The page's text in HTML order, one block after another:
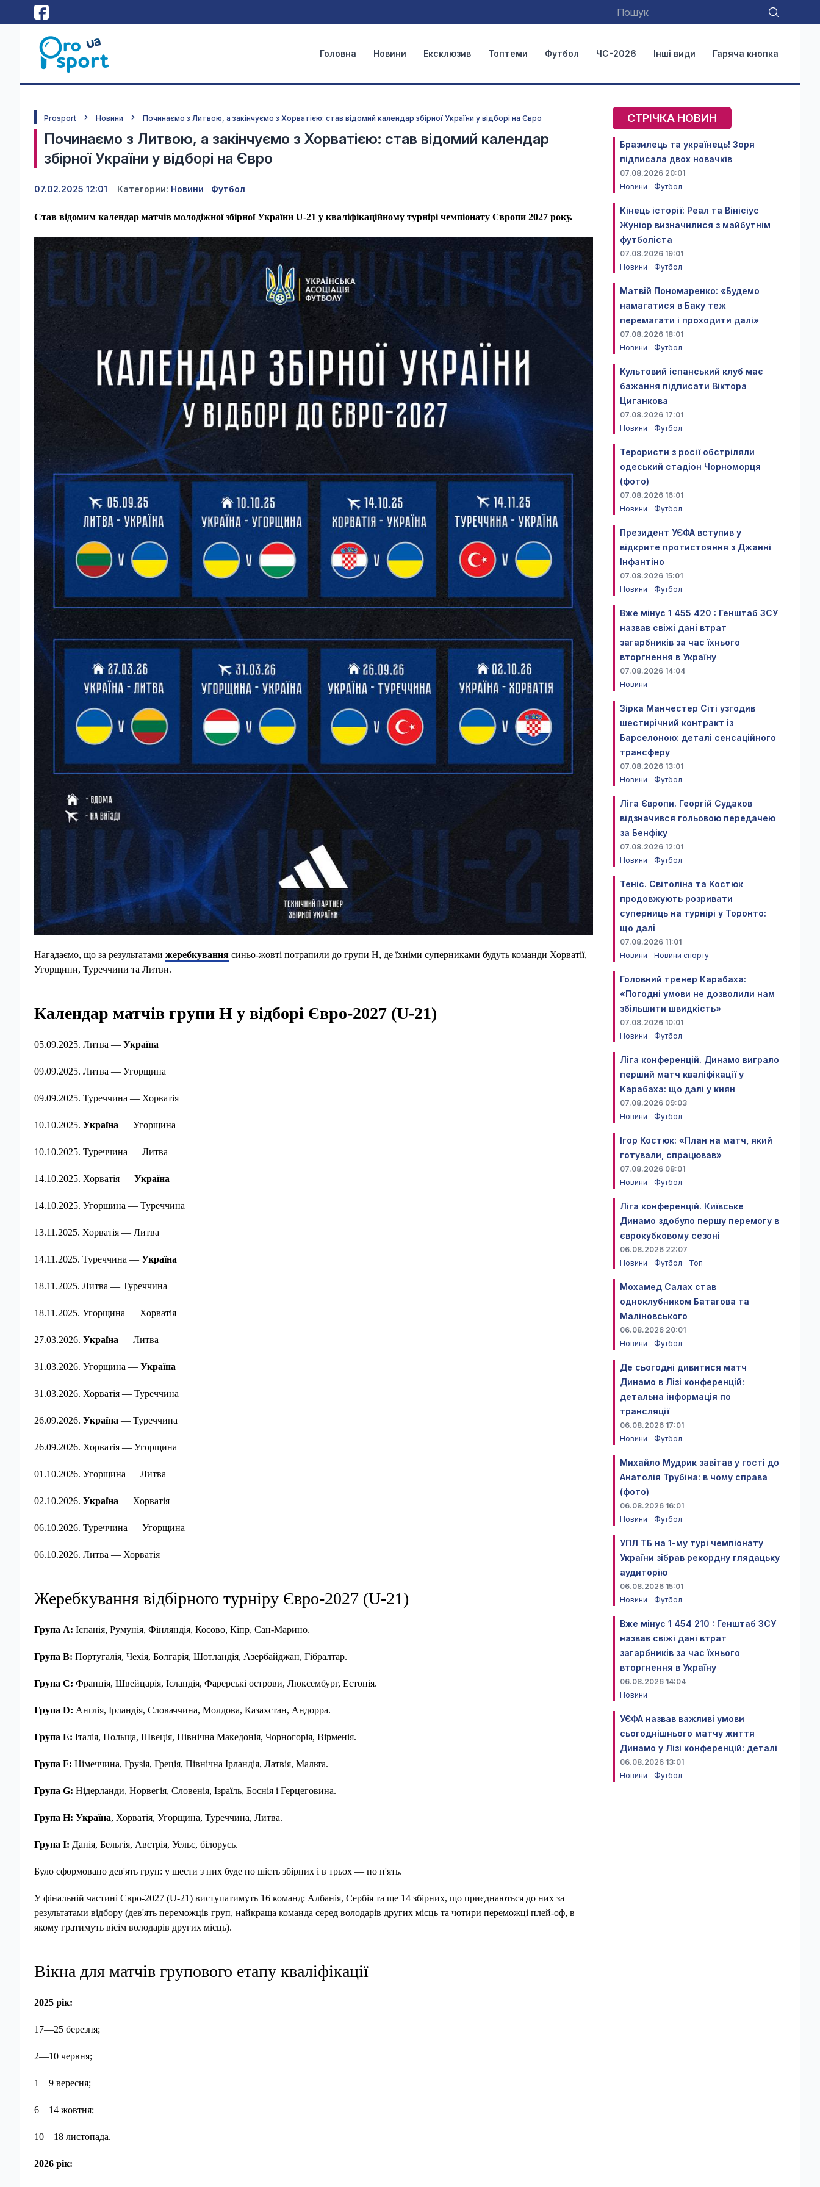
Головна Новини Ексклюзив Топтеми Футбол ЧС-2026 Інші види Гаряча кнопка
Prosport Новини Починаємо з Литвою, а закінчуємо з Хорватією: став відомий календар збірної України у відборі на Євро
Починаємо з Литвою, а закінчуємо з Хорватією: став відомий календар
збірної України у відборі на Євро
07.02.2025 12:01 Категории: Новини Футбол
Став відомим календар матчів молодіжної збірної України U-21 у кваліфікаційному турнірі чемпіонату Європи 2027 року.
Нагадаємо, що за результатами жеребкування синьо-жовті потрапили до групи H, де їхніми суперниками будуть команди Хорватії,
Угорщини, Туреччини та Литви.
Календар матчів групи Н у відборі Євро-2027 (U-21)
05.09.2025. Литва — Україна
09.09.2025. Литва — Угорщина
09.09.2025. Туреччина — Хорватія
10.10.2025. Україна — Угорщина
10.10.2025. Туреччина — Литва
14.10.2025. Хорватія — Україна
14.10.2025. Угорщина — Туреччина
13.11.2025. Хорватія — Литва
14.11.2025. Туреччина — Україна
18.11.2025. Литва — Туреччина
18.11.2025. Угорщина — Хорватія
27.03.2026. Україна — Литва
31.03.2026. Угорщина — Україна
31.03.2026. Хорватія — Туреччина
26.09.2026. Україна — Туреччина
26.09.2026. Хорватія — Угорщина
01.10.2026. Угорщина — Литва
02.10.2026. Україна — Хорватія
06.10.2026. Туреччина — Угорщина
06.10.2026. Литва — Хорватія
Жеребкування відбірного турніру Євро-2027 (U-21)
Група А: Іспанія, Румунія, Фінляндія, Косово, Кіпр, Сан-Марино.
Група B: Португалія, Чехія, Болгарія, Шотландія, Азербайджан, Гібралтар.
Група C: Франція, Швейцарія, Ісландія, Фарерські острови, Люксембург, Естонія.
Група D: Англія, Ірландія, Словаччина, Молдова, Казахстан, Андорра.
Група E: Італія, Польща, Швеція, Північна Македонія, Чорногорія, Вірменія.
Група F: Німеччина, Грузія, Греція, Північна Ірландія, Латвія, Мальта.
Група G: Нідерланди, Норвегія, Словенія, Ізраїль, Боснія і Герцеговина.
Група H: Україна, Хорватія, Угорщина, Туреччина, Литва.
Група I: Данія, Бельгія, Австрія, Уельс, білорусь.
Було сформовано дев'ять груп: у шести з них буде по шість збірних і в трьох — по п'ять.
У фінальній частині Євро-2027 (U-21) виступатимуть 16 команд: Албанія, Сербія та ще 14 збірних, що приєднаються до них за
результатами відбору (дев'ять переможців груп, найкраща команда серед володарів других місць та чотири переможці плей-оф, в
якому гратимуть вісім володарів других місць).
Вікна для матчів групового етапу кваліфікації
2025 рік:
17—25 березня;
2—10 червня;
1—9 вересня;
6—14 жовтня;
10—18 листопада.
2026 рік:
СТРІЧКА НОВИН
Бразилець та українець! Зоря
підписала двох новачків
07.08.2026 20:01
Новини
Футбол
Кінець історії: Реал та Вінісіус
Жуніор визначилися з майбутнім
футболіста
07.08.2026 19:01
Новини
Футбол
Матвій Пономаренко: «Будемо
намагатися в Баку теж
перемагати і проходити далі»
07.08.2026 18:01
Новини
Футбол
Культовий іспанський клуб має
бажання підписати Віктора
Циганкова
07.08.2026 17:01
Новини
Футбол
Терористи з росії обстріляли
одеський стадіон Чорноморця
(фото)
07.08.2026 16:01
Новини
Футбол
Президент УЄФА вступив у
відкрите протистояння з Джанні
Інфантіно
07.08.2026 15:01
Новини
Футбол
Вже мінус 1 455 420 : Генштаб ЗСУ
назвав свіжі дані втрат
загарбників за час їхнього
вторгнення в Україну
07.08.2026 14:04
Новини
Зірка Манчестер Сіті узгодив
шестирічний контракт із
Барселоною: деталі сенсаційного
трансферу
07.08.2026 13:01
Новини
Футбол
Ліга Європи. Георгій Судаков
відзначився гольовою передачею
за Бенфіку
07.08.2026 12:01
Новини
Футбол
Теніс. Світоліна та Костюк
продовжують розривати
суперниць на турнірі у Торонто:
що далі
07.08.2026 11:01
Новини
Новини спорту
Головний тренер Карабаха:
«Погодні умови не дозволили нам
збільшити швидкість»
07.08.2026 10:01
Новини
Футбол
Ліга конференцій. Динамо виграло
перший матч кваліфікації у
Карабаха: що далі у киян
07.08.2026 09:03
Новини
Футбол
Ігор Костюк: «План на матч, який
готували, спрацював»
07.08.2026 08:01
Новини
Футбол
Ліга конференцій. Київське
Динамо здобуло першу перемогу в
єврокубковому сезоні
06.08.2026 22:07
Новини
Футбол Топ
Мохамед Салах став
одноклубником Батагова та
Маліновського
06.08.2026 20:01
Новини
Футбол
Де сьогодні дивитися матч
Динамо в Лізі конференцій:
детальна інформація по
трансляції
06.08.2026 17:01
Новини
Футбол
Михайло Мудрик завітав у гості до
Анатолія Трубіна: в чому справа
(фото)
06.08.2026 16:01
Новини
Футбол
УПЛ ТБ на 1-му турі чемпіонату
України зібрав рекордну глядацьку
аудиторію
06.08.2026 15:01
Новини
Футбол
Вже мінус 1 454 210 : Генштаб ЗСУ
назвав свіжі дані втрат
загарбників за час їхнього
вторгнення в Україну
06.08.2026 14:04
Новини
УЄФА назвав важливі умови
сьогоднішнього матчу життя
Динамо у Лізі конференцій: деталі
06.08.2026 13:01
Новини
Футбол